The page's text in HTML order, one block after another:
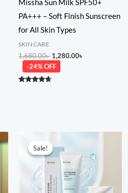
Missha Sun Milk SPF50+
PA+++ – Soft Finish Sunscreen
for All Skin Types
SKIN CARE
1,680.00৳ 1,280.00৳
-24% OFF
Sale!
Sale!
price
was:
2,380.00৳ .
1,550.00৳ .